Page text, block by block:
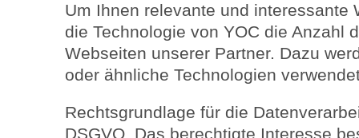
Um Ihnen relevante und interessante
die Technologie von YOC die Anzahl
Webseiten unserer Partner. Dazu
oder ähnliche Technologien
Rechtsgrundlage für die
DSGVO. Das berechtigte Interesse